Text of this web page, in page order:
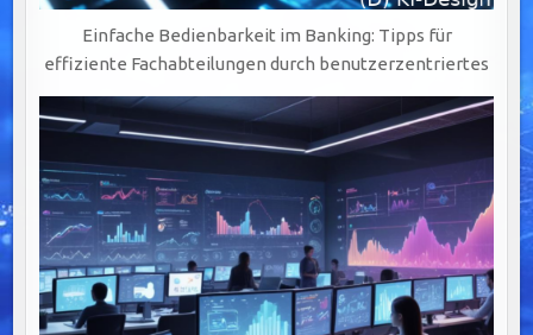
Einfache Bedienbarkeit im Banking: Tipps für
effiziente Fachabteilungen durch benutzerzentriertes